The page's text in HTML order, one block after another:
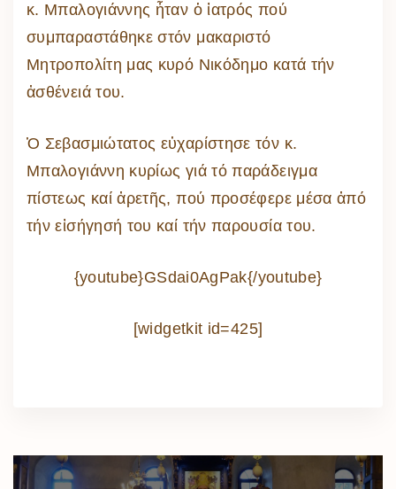
κ. Μπαλογιάννης ἦταν ὁ ἰατρός πού
συμπαραστάθηκε στόν μακαριστό
Μητροπολίτη μας κυρό Νικόδημο κατά τήν
ἀσθένειά του.
Ὁ Σεβασμιώτατος εὐχαρίστησε τόν κ.
Μπαλογιάννη κυρίως γιά τό παράδειγμα
πίστεως καί ἀρετῆς, πού προσέφερε μέσα ἀπό
τήν εἰσήγησή του καί τήν παρουσία του.
{youtube}GSdai0AgPak{/youtube}
[widgetkit id=425]